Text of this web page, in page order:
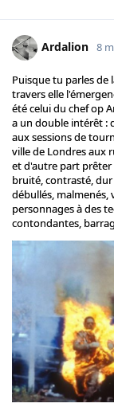
Ardalion 8
Puisque tu parles de
travers elle
été celui du chef op
a un double intérêt :
aux sessions de
ville de Londres aux
et d'autre part prêter
bruité, contrasté,
débullés, malmenés,
personnages à des
contondantes,